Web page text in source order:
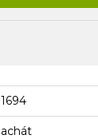
1694
achát